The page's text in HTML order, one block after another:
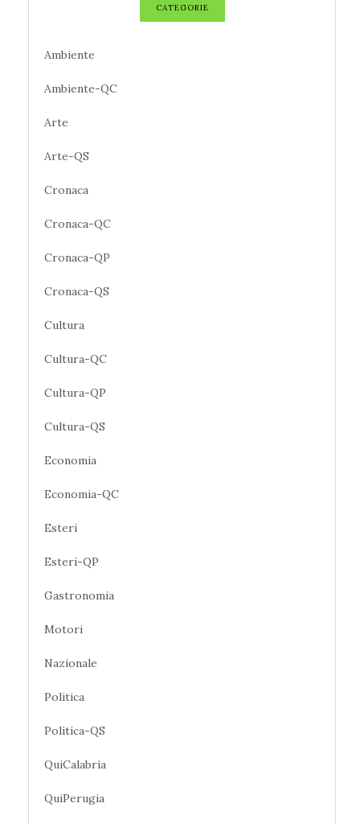
CATEGORIE
Ambiente
Ambiente-QC
Arte
Arte-QS
Cronaca
Cronaca-QC
Cronaca-QP
Cronaca-QS
Cultura
Cultura-QC
Cultura-QP
Cultura-QS
Economia
Economia-QC
Esteri
Esteri-QP
Gastronomia
Motori
Nazionale
Politica
Politica-QS
QuiCalabria
QuiPerugia